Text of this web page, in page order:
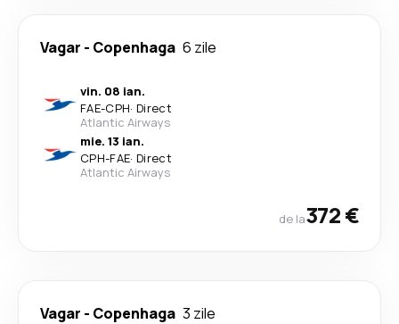
Vagar - Copenhaga 6 zile
vin. 08 ian.
FAE-CPH· Direct
Atlantic Airways
mie. 13 ian.
CPH-FAE· Direct
Atlantic Airways
de la372 €
Vagar - Copenhaga 3 zile